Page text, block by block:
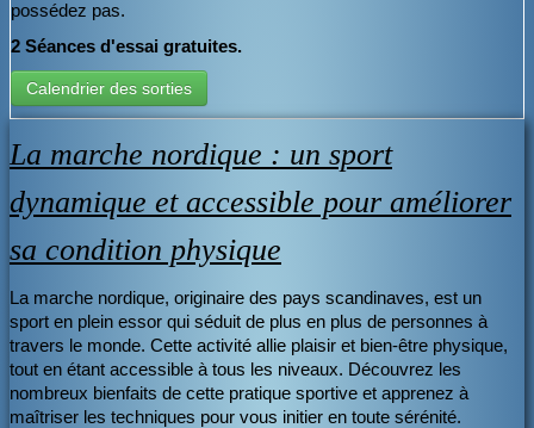
possédez pas.
2 Séances d'essai gratuites.
Calendrier des sorties
La marche nordique : un sport
dynamique et accessible pour améliorer
sa condition physique
La marche nordique, originaire des pays scandinaves, est un
sport en plein essor qui séduit de plus en plus de personnes à
travers le monde. Cette activité allie plaisir et bien-être physique,
tout en étant accessible à tous les niveaux. Découvrez les
nombreux bienfaits de cette pratique sportive et apprenez à
maîtriser les techniques pour vous initier en toute sérénité.